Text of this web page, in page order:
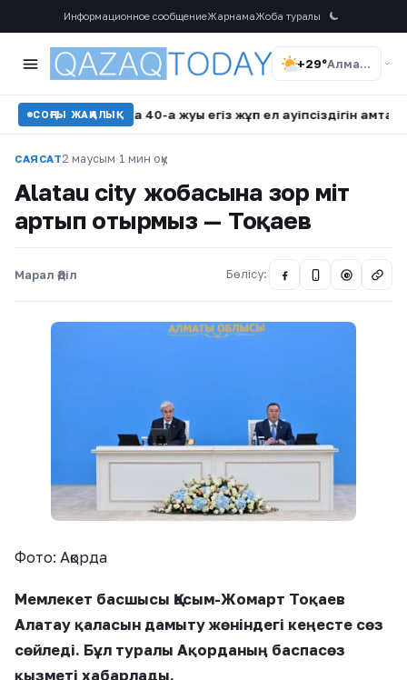
Информационное сообщениеЖарнамаЖоба туралы
+29° Алматы
СОҢҒЫ ЖАҢАЛЫҚ
сапында 40-қа жуық егіз жұп ел қауіпсіздігін қамтамасыз етіп
САЯСАТ2 маусым·1 мин оқу
Alatau city жобасына зор үміт
артып отырмыз — Тоқаев
Марал Әділ Бөлісу: @
Фото: Ақорда
Мемлекет басшысы Қасым-Жомарт Тоқаев
Алатау қаласын дамыту жөніндегі кеңесте сөз
сөйледі. Бұл туралы Ақорданың баспасөз
қызметі хабарлады.